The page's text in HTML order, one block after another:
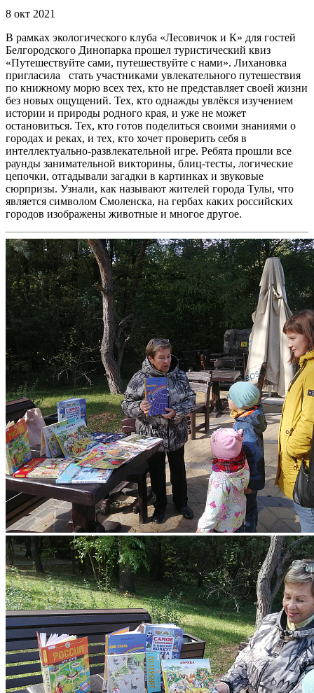
8 окт 2021
В рамках экологического клуба «Лесовичок и К» для гостей
Белгородского Динопарка прошел туристический квиз
«Путешествуйте сами, путешествуйте с нами». Лихановка
пригласила стать участниками увлекательного путешествия
по книжному морю всех тех, кто не представляет своей жизни
без новых ощущений. Тех, кто однажды увлёкся изучением
истории и природы родного края, и уже не может
остановиться. Тех, кто готов поделиться своими знаниями о
городах и реках, и тех, кто хочет проверить себя в
интеллектуально-развлекательной игре. Ребята прошли все
раунды занимательной викторины, блиц-тесты, логические
цепочки, отгадывали загадки в картинках и звуковые
сюрпризы. Узнали, как называют жителей города Тулы, что
является символом Смоленска, на гербах каких российских
городов изображены животные и многое другое.